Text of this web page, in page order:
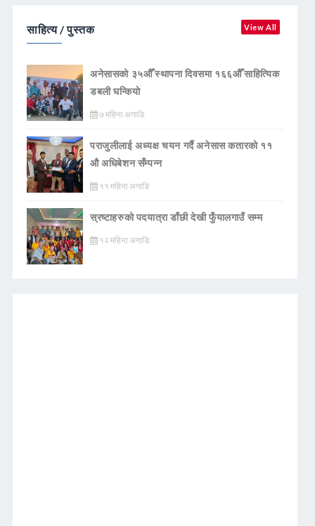
साहित्य / पुस्तक View All
अनेसासको ३५औँ स्थापना दिवसमा १६६औँ साहित्यिक
डबली घन्कियाे
७ महिना अगाडि
पराजुलीलाई अध्यक्ष चयन गर्दै अनेसास कतारको ११
औ अधिबेशन सँम्पन्न
११ महिना अगाडि
स्रष्टाहरुको पदयात्रा डाँछी देखी फुँयालगाउँ सम्म
१२ महिना अगाडि